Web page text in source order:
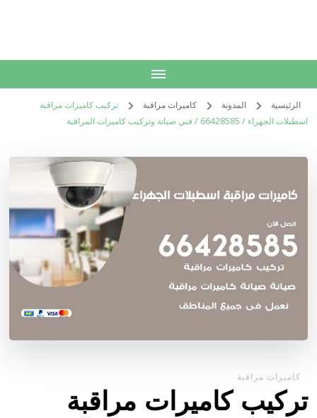
الرئيسية المدونة كاميرات مراقبة
تركيب كاميرات مراقبة
اسطبلات الجهراء / 66428585 / فني صيانة وتركيب كاميرات المراقبة
كاميرات مراقبة
تركيب كاميرات مراقبة